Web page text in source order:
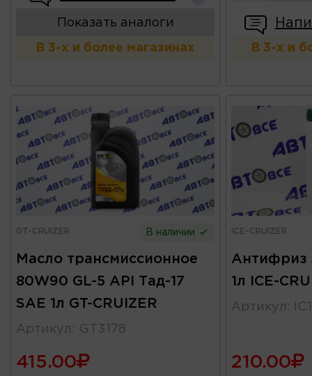
Показать аналоги
В 3-х и более магазинах В 3-х и
GT-CRUIZER В наличии
Масло трансмиссионное
80W90 GL-5 API Тад-17
SAE 1л GT-CRUIZER
Артикул : GT3178
415.00
ICE-CRUIZER
Антифриз
1л ICE-
Артикул :
210.00